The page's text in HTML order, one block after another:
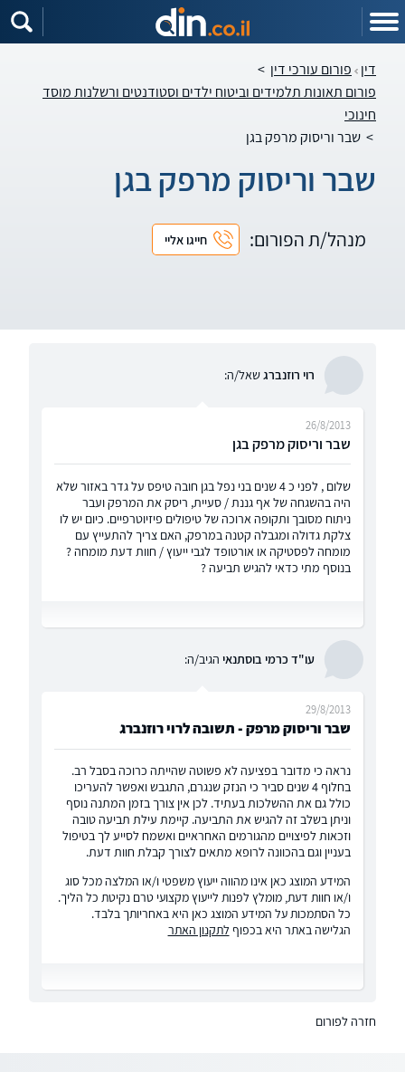
דין פורום עורכי דין >
פורום תאונות תלמידים וביטוח ילדים וסטודנטים ורשלנות מוסד
חינוכי
> שבר וריסוק מרפק בגן
שבר וריסוק מרפק בגן
מנהל/ת הפורום: חייגו אליי
רוי רוזנברגשאל/ה:
שבר וריסוק מרפק בגן
26/8/2013
שלום , לפני כ 4 שנים בני נפל בגן חובה טיפס על גדר באזור שלא
היה בהשגחה של אף גננת / סעיית, ריסק את המרפק ועבר
ניתוח מסובך ותקופה ארוכה של טיפולים פיזיוטרפיים. כיום יש לו
צלקת גדולה ומגבלה קטנה במרפק, האם צריך להתעייץ עם
מומחה לפסטיקה או אורטופד לגבי ייעוץ / חוות דעת מומחה ?
בנוסף מתי כדאי להגיש תביעה ?
עו"ד כרמי בוסתנאי הגיב/ה:
שבר וריסוק מרפק - תשובה לרוי רוזנברג
29/8/2013
נראה כי מדובר בפציעה לא פשוטה שהייתה כרוכה בסבל רב.
בחלוף 4 שנים סביר כי הנזק שנגרם, התגבש ואפשר להעריכו
כולל גם את ההשלכות בעתיד. לכן אין צורך בזמן המתנה נוסף
וניתן בשלב זה להגיש את התביעה. קיימת עילת תביעה טובה
וזכאות לפיצויים מהגורמים האחראיים ואשמח לסייע לך בטיפול
בעניין וגם בהכוונה לרופא מתאים לצורך קבלת חוות דעת.
המידע המוצג כאן אינו מהווה ייעוץ משפטי ו/או המלצה מכל סוג
ו/או חוות דעת, מומלץ לפנות לייעוץ מקצועי טרם נקיטת כל הליך.
כל הסתמכות על המידע המוצג כאן היא באחריותך בלבד.
הגלישה באתר היא בכפוף לתקנון האתר
חזרה לפורום